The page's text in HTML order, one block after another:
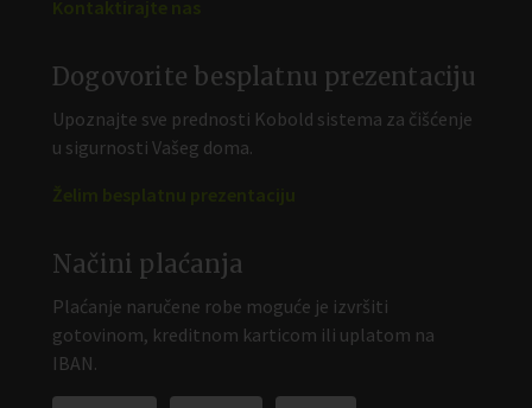
Dogovorite besplatnu prezentaciju
Upoznajte sve prednosti Kobold sistema za čišćenje
u sigurnosti Vašeg doma.
Načini plaćanja
Plaćanje naručene robe moguće je izvršiti
gotovinom, kreditnom karticom ili uplatom na
IBAN.